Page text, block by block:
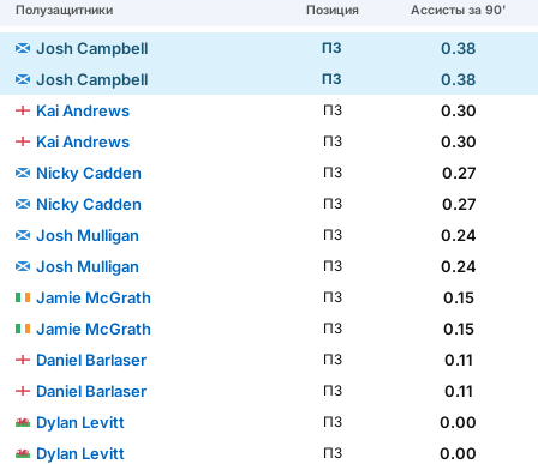
Полузащитники Позиция Ассисты за 90'
Josh Campbell ПЗ
0.38
Josh Campbell
ПЗ
0.38
Kai Andrews
ПЗ
0.30
Kai Andrews
ПЗ
0.30
Nicky Cadden
ПЗ
0.27
Nicky Cadden
ПЗ
0.27
Josh Mulligan
ПЗ
0.24
Josh Mulligan
ПЗ
0.24
Jamie McGrath
ПЗ
0.15
Jamie McGrath
ПЗ
0.15
Daniel Barlaser
ПЗ
0.11
Daniel Barlaser
ПЗ
0.11
Dylan Levitt
ПЗ
0.00
Dylan Levitt
ПЗ
0.00